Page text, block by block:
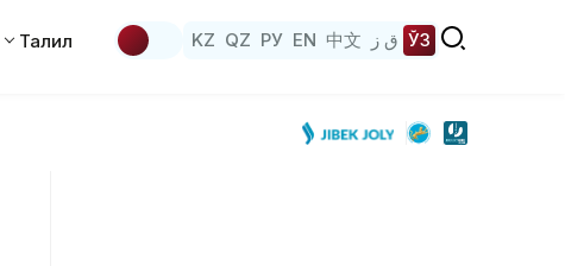
Таҳлил KZ QZ РУ EN 中文 ق ز ЎЗ